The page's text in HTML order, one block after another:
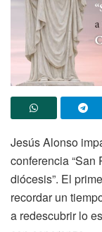
Jesús Alonso
conferencia “San
diócesis”. El
recordar un
a redescubrir lo